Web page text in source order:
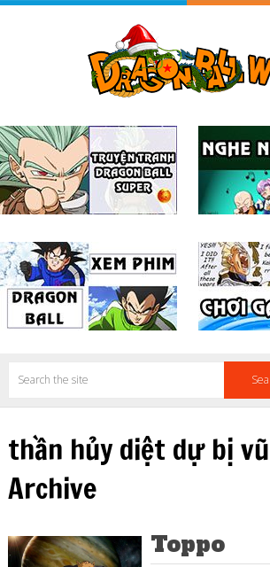
thần hủy diệt dự bị
Archive
Toppo